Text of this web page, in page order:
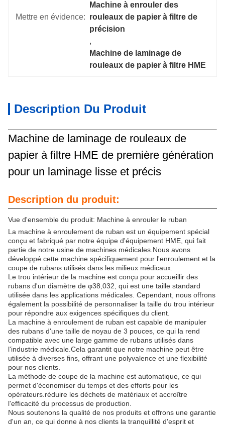
Mettre en évidence:
Machine à enrouler des
rouleaux de papier à filtre de
précision
,
Machine de laminage de
rouleaux de papier à filtre HME
Description Du Produit
Machine de laminage de rouleaux de
papier à filtre HME de première génération
pour un laminage lisse et précis
Description du produit:
Vue d'ensemble du produit: Machine à enrouler le ruban
La machine à enroulement de ruban est un équipement spécial
conçu et fabriqué par notre équipe d'équipement HME, qui fait
partie de notre usine de machines médicales.Nous avons
développé cette machine spécifiquement pour l'enroulement et la
coupe de rubans utilisés dans les milieux médicaux.
Le trou intérieur de la machine est conçu pour accueillir des
rubans d'un diamètre de φ38,032, qui est une taille standard
utilisée dans les applications médicales. Cependant, nous offrons
également la possibilité de personnaliser la taille du trou intérieur
pour répondre aux exigences spécifiques du client.
La machine à enroulement de ruban est capable de manipuler
des rubans d'une taille de noyau de 3 pouces, ce qui la rend
compatible avec une large gamme de rubans utilisés dans
l'industrie médicale.Cela garantit que notre machine peut être
utilisée à diverses fins, offrant une polyvalence et une flexibilité
pour nos clients.
La méthode de coupe de la machine est automatique, ce qui
permet d'économiser du temps et des efforts pour les
opérateurs.réduire les déchets de matériaux et accroître
l'efficacité du processus de production.
Nous soutenons la qualité de nos produits et offrons une garantie
d'un an, ce qui donne à nos clients la tranquillité d'esprit et